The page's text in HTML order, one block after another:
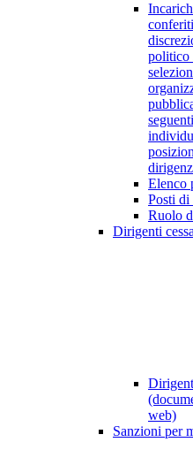
politico
Elenco
Posti
Ruolo
Dirigenti
web)
Sanzioni per